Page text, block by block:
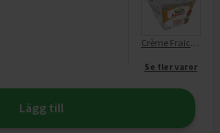
Crème Fraiche Lätt Paprika & Chili 13%
Se fler varor
Lägg till